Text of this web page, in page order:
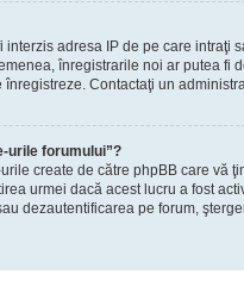
adresa IP de pe care intraţi
înregistrarile noi ar putea fi
Contactaţi un
urile forumului”?
create de către phpBB care vă
urmei dacă acest lucru a fost
dezautentificarea pe forum,